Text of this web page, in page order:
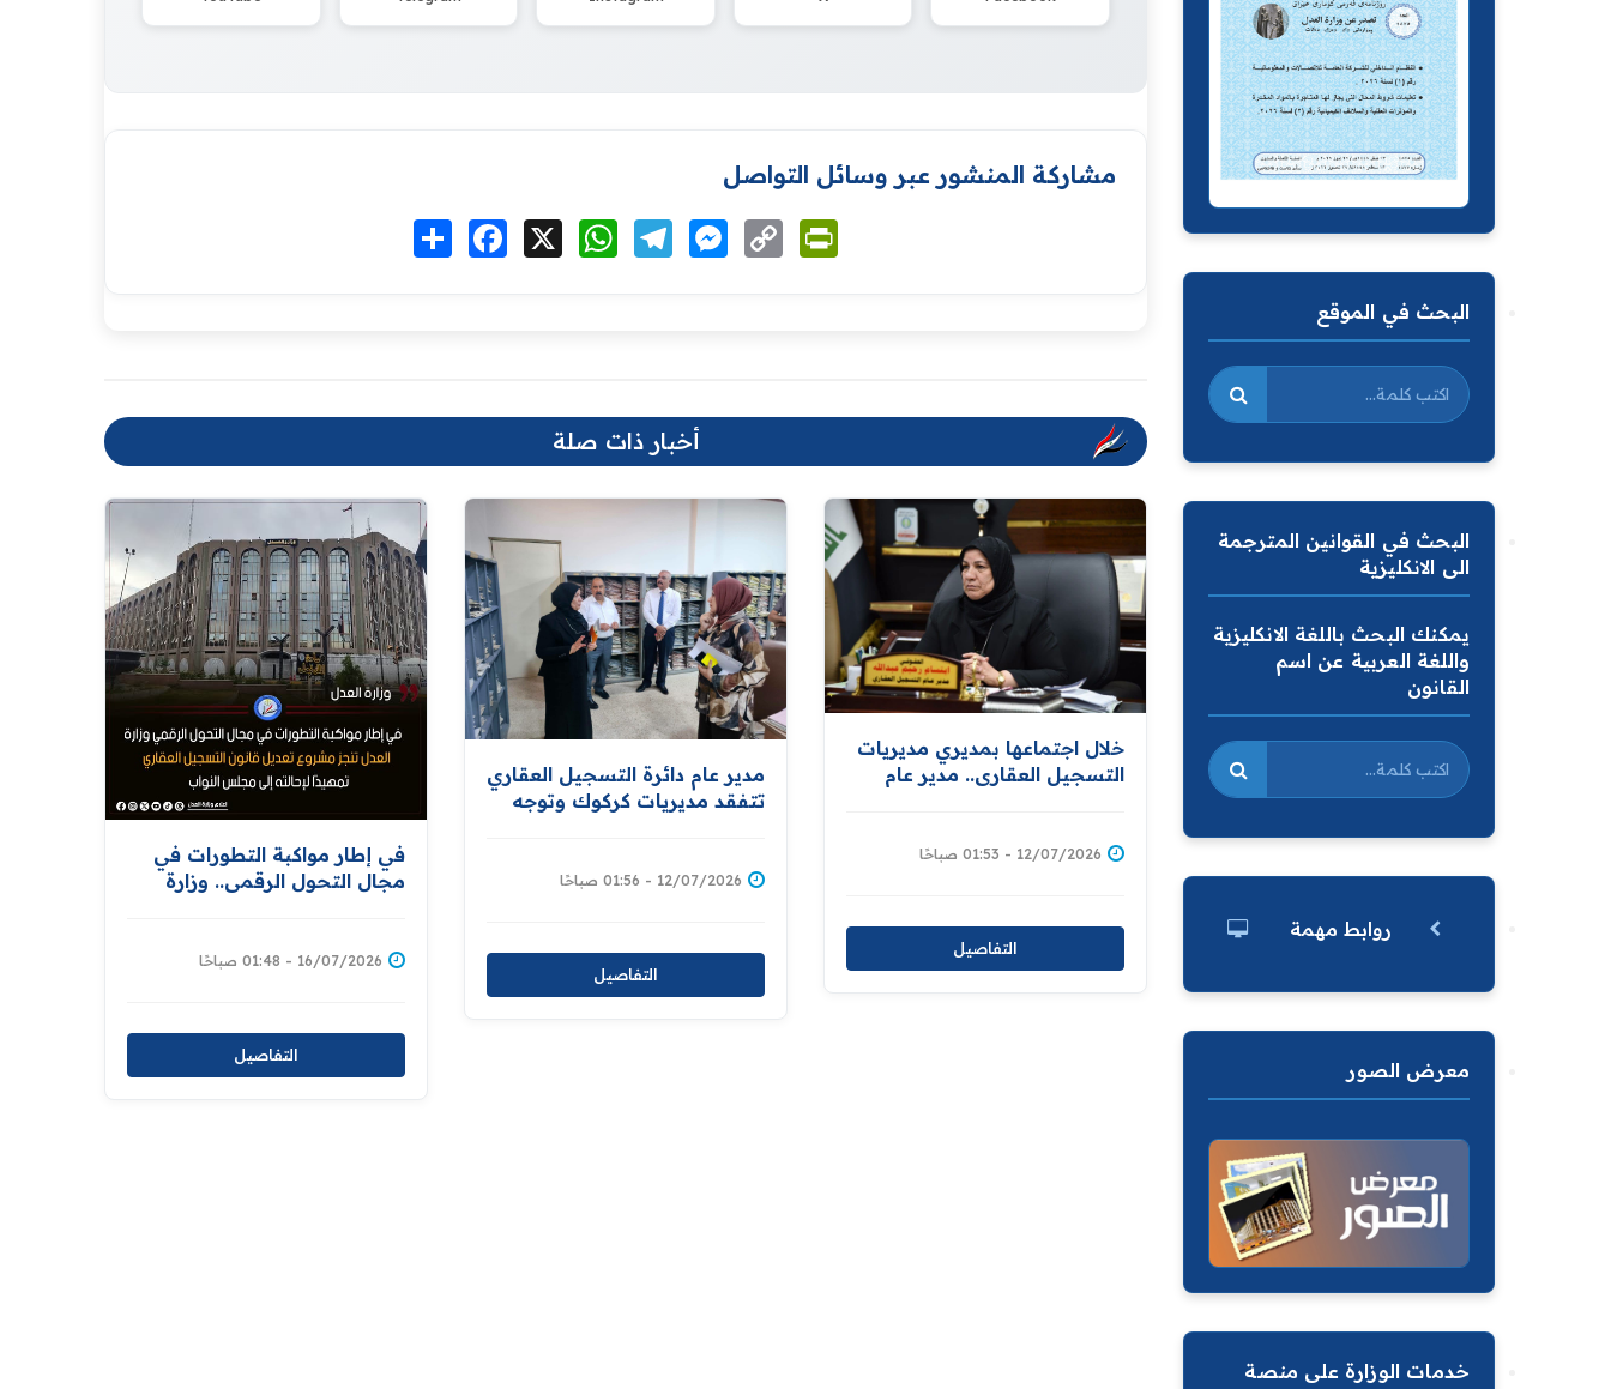
مشاركة المنشور عبر وسائل التواصل
انشر Facebook WhatsAppTelegramMessenger
Copy
Link
أخبار ذات صلة
في إطار مواكبة التطورات في
مجال التحول الرقمي.. وزارة
إلى مجلس النواب
16/07/2026 - 01:48 صباحًا
التفاصيل
مدير عام دائرة التسجيل العقاري
تتفقد مديريات كركوك وتوجه
للاراضي ومالكيها دعما لمبادرة
12/07/2026 - 01:56 صباحًا
التفاصيل
خلال اجتماعها بمديري مديريات
التسجيل العقاري.. مدير عام
قاعدة بيانات المواطنين
12/07/2026 - 01:53 صباحًا
التفاصيل
البحث في الموقع
البحث في القوانين المترجمة
الى الانكليزية
يمكنك البحث باللغة الانكليزية
واللغة العربية عن اسم
القانون
روابط مهمة
معرض الصور
خدمات الوزارة على منصة